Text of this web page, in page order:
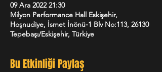
09 Ara 2022 21:30
Milyon Performance Hall Eskişehir,
Hoşnudiye, İsmet İnönü-1 Blv No:113, 26130
Tepebaşı/Eskişehir, Türkiye
Bu Etkinliği Paylaş